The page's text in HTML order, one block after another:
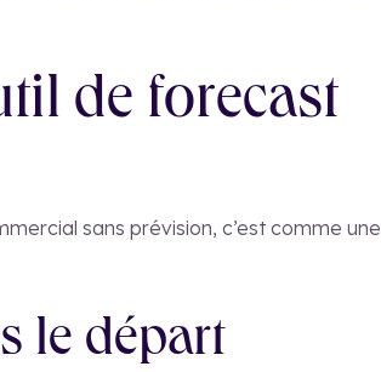
de forecast
sans prévision, c’est comme une
le départ